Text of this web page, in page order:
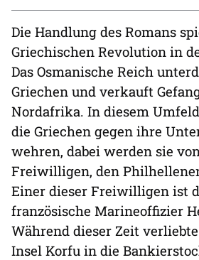
Die Handlung des Romans
Griechischen Revolution in
Das Osmanische Reich
Griechen und verkauft
Nordafrika. In diesem
die Griechen gegen ihre
wehren, dabei werden sie
Freiwilligen, den
Einer dieser Freiwilligen ist
französische Marineoffizier
Während dieser Zeit
Insel Korfu in die